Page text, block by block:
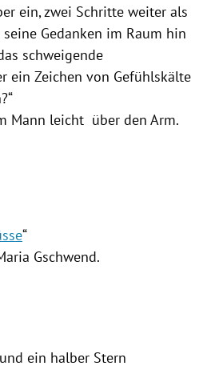
ein, zwei Schritte weiter als
Gedanken im Raum hin
schweigende
ein Zeichen von Gefühlskälte
Mann leicht über den Arm.
“
Gschwend.
ein halber Stern